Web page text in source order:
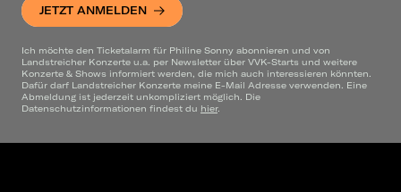
JETZT ANMELDEN
Ich möchte den Ticketalarm für Philine Sonny abonnieren und von
Landstreicher Konzerte u.a. per Newsletter über VVK-Starts und weitere
Konzerte & Shows informiert werden, die mich auch interessieren könnten.
Dafür darf Landstreicher Konzerte meine E-Mail Adresse verwenden. Eine
Abmeldung ist jederzeit unkompliziert möglich. Die
Datenschutzinformationen findest du hier.